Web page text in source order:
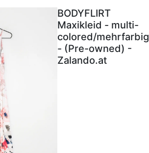
BODYFLIRT
Maxikleid - multi-
colored/mehrfarbig
- (Pre-owned) -
Zalando.at